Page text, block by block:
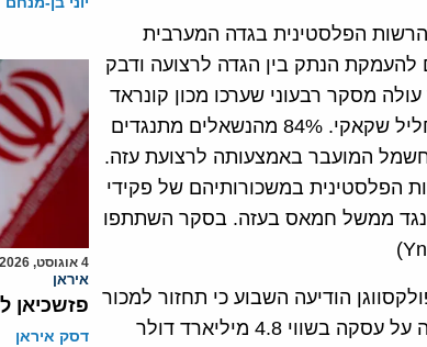
הפלסטינית בגדה המערבית
הנתק בין הגדה לרצועה ודבק
מסקר רבעוני שערכו מכון קונראד
אדנאוואר ומרכז המחקר הפלסטיני למדיניות וסקרים, של ד"ר חליל שקאקי. 84% מהנשאלים מתנגדים
המועבר באמצעותה לרצועת עזה.
הרשות הפלסטינית במשכורותיהם של פקידי
נגד ממשל חמאס בעזה. בסקר השתתפו
הודיעה השבוע כי תחזור למכור
מכוניות באיראן, אחרי שחברת האנרגיה הצרפתית טוטאל חתמה על עסקה בשווי 4.8 מיליארד דולר
4 אוגוסט, 2026
איראן
פזשכיאן
דסק איראן